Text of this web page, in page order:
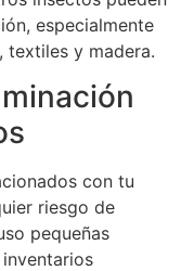
especialmente
textiles y madera.
con tu
riesgo de
pequeñas